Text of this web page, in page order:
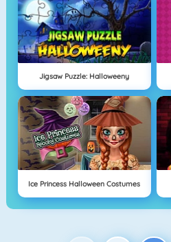
Jigsaw Puzzle: Halloweeny
Ice Princess Halloween Costumes